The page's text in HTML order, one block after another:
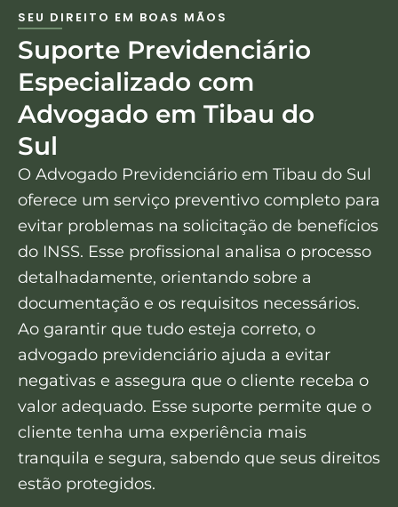
SEU DIREITO EM BOAS MÃOS
Suporte Previdenciário
Especializado com
Advogado em Tibau do
Sul
O Advogado Previdenciário em Tibau do Sul
oferece um serviço preventivo completo para
evitar problemas na solicitação de benefícios
do INSS. Esse profissional analisa o processo
detalhadamente, orientando sobre a
documentação e os requisitos necessários.
Ao garantir que tudo esteja correto, o
advogado previdenciário ajuda a evitar
negativas e assegura que o cliente receba o
valor adequado. Esse suporte permite que o
cliente tenha uma experiência mais
tranquila e segura, sabendo que seus direitos
estão protegidos.